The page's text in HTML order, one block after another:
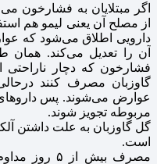
اگر مبتلایان به فشارخون
از مصلح آن یعنی لیمو هم
دارویی اطلاق می‌شود که
آن را تعدیل می‌کند. همان
فشارخون که دچار
گاوزبان مصرف کنند
عوارض می‌شوند. پس
مربوطه تجویز شوند.
گل گاوزبان به علت داشتن
است.
مصرف بیش